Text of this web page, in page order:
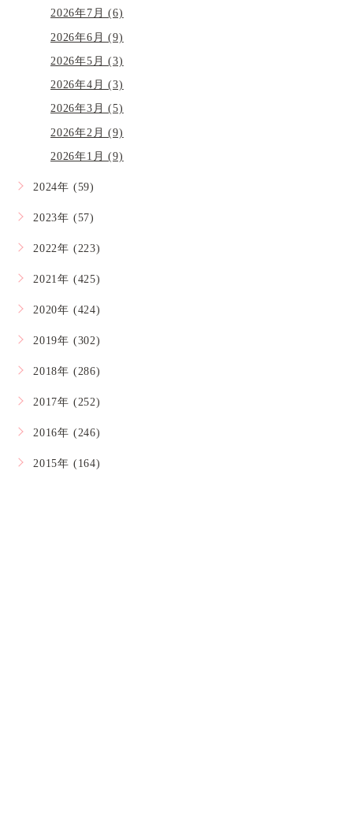
2026年7月 (6)
2026年6月 (9)
2026年5月 (3)
2026年4月 (3)
2026年3月 (5)
2026年2月 (9)
2026年1月 (9)
2024年 (59)
2023年 (57)
2022年 (223)
2021年 (425)
2020年 (424)
2019年 (302)
2018年 (286)
2017年 (252)
2016年 (246)
2015年 (164)